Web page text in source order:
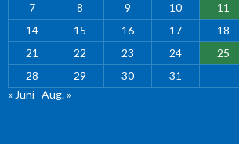
7
8 9 10 11
14
15 16 17 18
21
22 23 24 25
28
29 30
31
« Juni Aug. »